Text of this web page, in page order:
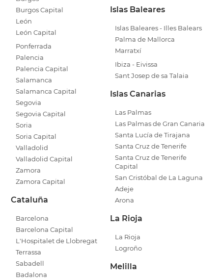
Burgos Capital
León
León Capital
Ponferrada
Palencia
Palencia Capital
Salamanca
Salamanca Capital
Segovia
Segovia Capital
Soria
Soria Capital
Valladolid
Valladolid Capital
Zamora
Zamora Capital
Cataluña
Barcelona
Barcelona Capital
L'Hospitalet de Llobregat
Terrassa
Sabadell
Badalona
Islas Baleares
Islas Baleares - Illes Balears
Palma de Mallorca
Marratxí
Ibiza - Eivissa
Sant Josep de sa Talaia
Islas Canarias
Las Palmas
Las Palmas de Gran Canaria
Santa Lucía de Tirajana
Santa Cruz de Tenerife
Santa Cruz de Tenerife
Capital
San Cristóbal de La Laguna
Adeje
Arona
La Rioja
La Rioja
Logroño
Melilla